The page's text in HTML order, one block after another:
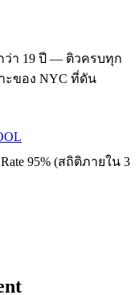
า 19 ปี — ติวครบทุก
ของ NYC ที่ดัน
Rate 95% (สถิติภายใน 3